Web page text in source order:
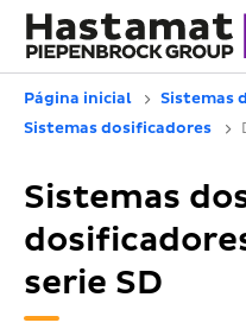
Página inicial
Sistemas
Sistemas dosificadores
Sistemas
serie SD